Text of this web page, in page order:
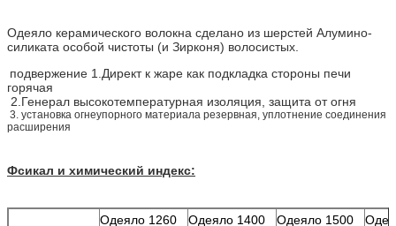
Одеяло керамического волокна сделано из шерстей Алумино-
силиката особой чистоты (и Зирконя) волосистых.
подвержение 1.Директ к жаре как подкладка стороны печи
горячая
2.Генерал высокотемпературная изоляция, защита от огня
3. установка огнеупорного материала резервная, уплотнение соединения
расширения
Фсикал и химический индекс:
Одеяло 1260 Одеяло 1400 Одеяло 1500